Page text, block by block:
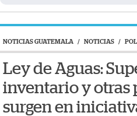
NOTICIAS GUATEMALA / NOTICIAS /
Ley de Aguas:
inventario y otras
surgen en